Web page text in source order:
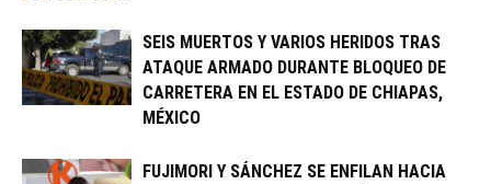
SEIS MUERTOS Y VARIOS HERIDOS TRAS
ATAQUE ARMADO DURANTE BLOQUEO DE
CARRETERA EN EL ESTADO DE CHIAPAS,
MÉXICO
FUJIMORI Y SÁNCHEZ SE ENFILAN HACIA